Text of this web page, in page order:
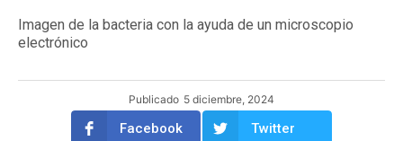
Imagen de la bacteria con la ayuda de un microscopio
electrónico
Publicado 5 diciembre, 2024
Facebook Twitter